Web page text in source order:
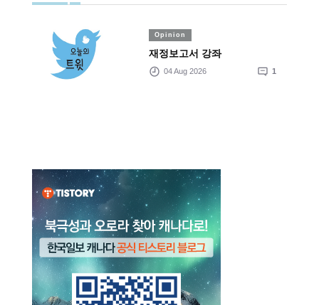
Opinion
재정보고서 강좌
04 Aug 2026 1